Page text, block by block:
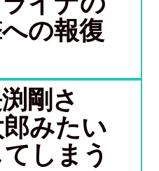
の報復
剛さ
みたい
しまう